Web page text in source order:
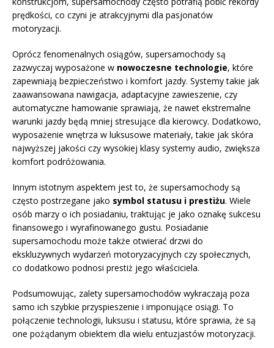
prędkości, co czyni je atrakcyjnymi dla pasjonatów
motoryzacji.
Oprócz fenomenalnych osiągów, supersamochody są
zazwyczaj wyposażone w nowoczesne technologie, które
zapewniają bezpieczeństwo i komfort jazdy. Systemy takie jak
zaawansowana nawigacja, adaptacyjne zawieszenie, czy
automatyczne hamowanie sprawiają, że nawet ekstremalne
warunki jazdy będą mniej stresujące dla kierowcy. Dodatkowo,
wyposażenie wnętrza w luksusowe materiały, takie jak skóra
najwyższej jakości czy wysokiej klasy systemy audio, zwiększa
komfort podróżowania.
Innym istotnym aspektem jest to, że supersamochody są
często postrzegane jako symbol statusu i prestiżu. Wiele
osób marzy o ich posiadaniu, traktując je jako oznakę sukcesu
finansowego i wyrafinowanego gustu. Posiadanie
supersamochodu może także otwierać drzwi do
ekskluzywnych wydarzeń motoryzacyjnych czy społecznych,
co dodatkowo podnosi prestiż jego właściciela.
Podsumowując, zalety supersamochodów wykraczają poza
samo ich szybkie przyspieszenie i imponujące osiągi. To
połączenie technologii, luksusu i statusu, które sprawia, że są
one pożądanym obiektem dla wielu entuzjastów motoryzacji.